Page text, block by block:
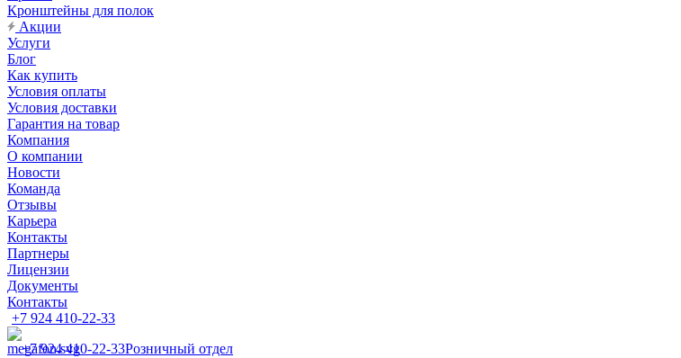
Кронштейны для полок
Акции
Услуги
Блог
Как купить
Условия оплаты
Условия доставки
Гарантия на товар
Компания
О компании
Новости
Команда
Отзывы
Карьера
Контакты
Партнеры
Лицензии
Документы
Контакты
+7 924 410-22-33
+7 924 410-22-33Розничный отдел